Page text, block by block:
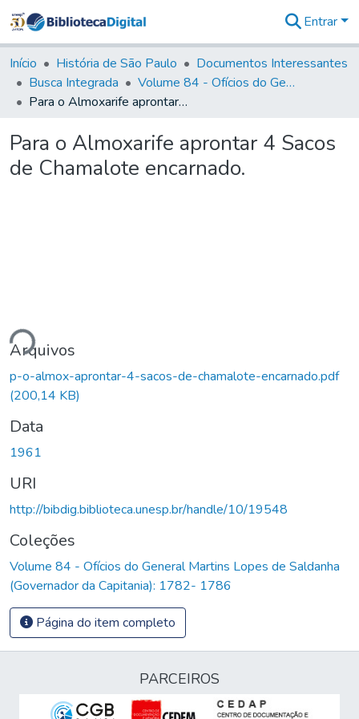
&
Coleções
Tudo na
Biblioteca
Estatísticas
Entrar
Início História de São Paulo
Documentos Interessantes
Busca Integrada
Volume 84 - Ofícios do General Martins Lopes de Saldanha (Governador da Capitania): 1782- 1786
Para o Almoxarife aprontar 4 Sacos de Chamalote encarnado.
Para o Almoxarife aprontar 4 Sacos
de Chamalote encarnado.
Arquivos
p-o-almox-aprontar-4-sacos-de-chamalote-encarnado.pdf
(200,14 KB)
Data
1961
URI
http://bibdig.biblioteca.unesp.br/handle/10/19548
Coleções
Volume 84 - Ofícios do General Martins Lopes de Saldanha
(Governador da Capitania): 1782- 1786
Página do item completo
PARCEIROS